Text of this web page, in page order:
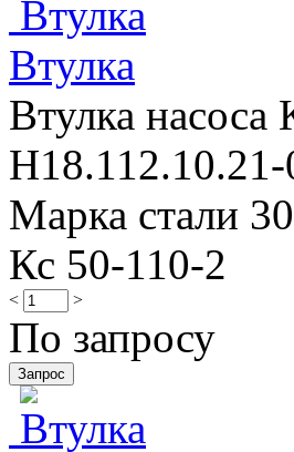
Втулка
Втулка
Н18.112.10.21-
Марка стали
Кс 50-110-2
< >
По запросу